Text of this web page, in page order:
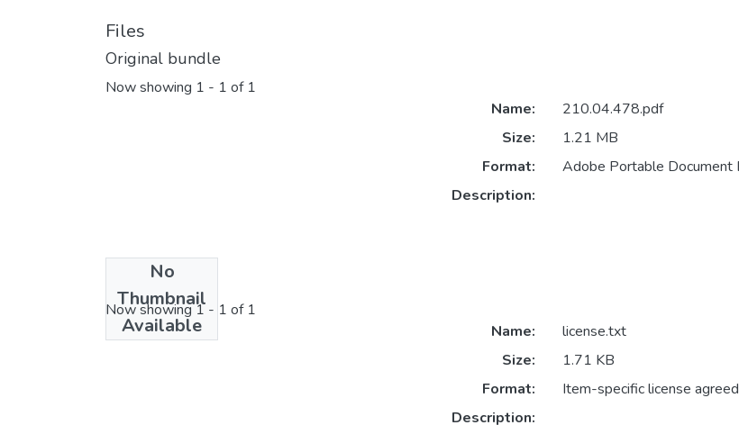
Files
Original bundle
Now showing 1 - 1 of 1
No
Thumbnail
Available
Name:
210.04.478.pdf
Size:
1.21 MB
Format:
Adobe Portable Document
Description:
License bundle
Now showing1 - 1 of 1
Name:
license.txt
Size:
1.71 KB
Format:
Item-specific license
Description: